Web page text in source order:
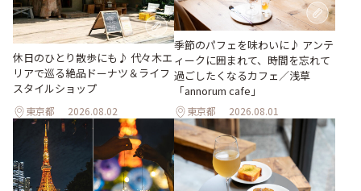
休日のひとり散歩にも♪ 代々木エ
リアで巡る絶品ドーナツ＆ライフ
スタイルショップ
東京都 2026.08.02
季節のパフェを味わいに♪ アンテ
ィークに囲まれて、時間を忘れて
過ごしたくなるカフェ／浅草
「annorum cafe」
東京都 2026.08.01